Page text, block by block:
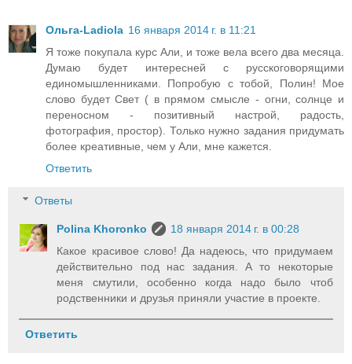
Ольга-Ladiola 16 января 2014 г. в 11:21
Я тоже покупала курс Али, и тоже вела всего два месяца.
Думаю будет интересней с русскоговорящими
единомышленниками. Попробую с тобой, Полин! Мое
слово будет Свет ( в прямом смысле - огни, солнце и
переносном - позитивный настрой, радость,
фотография, простор). Только нужно задания придумать
более креативные, чем у Али, мне кажется.
Ответить
Ответы
Polina Khoronko
18 января 2014 г. в 00:28
Какое красивое слово! Да надеюсь, что придумаем
действительно под нас задания. А то некоторые
меня смутили, особенно когда надо было чтоб
родственники и друзья приняли участие в проекте.
Ответить